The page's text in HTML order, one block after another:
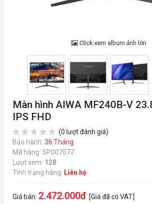
Click xem album ảnh lớn
Màn hình AIWA MF240B-V
IPS FHD
(0 lượt đánh giá)
Bảo hành: 36 Tháng
Mã hàng: SP007077
Lượt xem: 128
Tình trạng hàng: Liên hệ
Giá bán: 2.472.000đ [Giá đã có VAT]